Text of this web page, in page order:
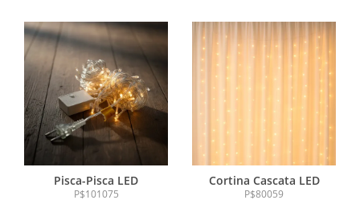
Pisca-Pisca LED
P$101075
Cortina Cascata LED
P$80059